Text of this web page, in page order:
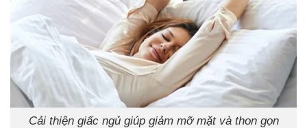
Cải thiện giấc ngủ giúp giảm mỡ mặt và thon gọn